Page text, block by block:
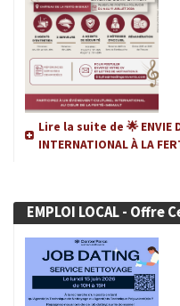
Enfance
Vie
Lire la suite de 🌟 ENVIE
INTERNATIONAL À LA
EMPLOI LOCAL - Offre